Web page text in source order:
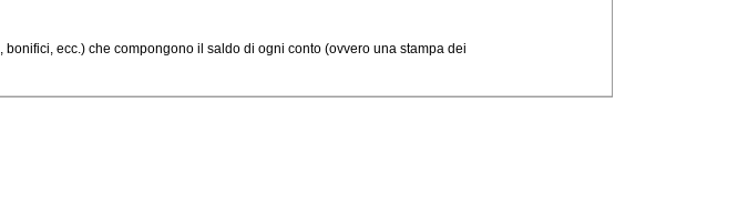
ecc.) che compongono il saldo di ogni conto (ovvero una stampa dei